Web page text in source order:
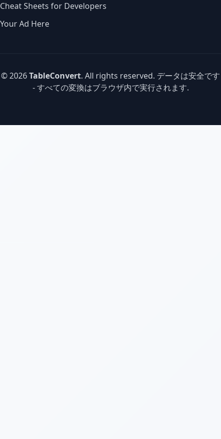
Cheat Sheets for Developers
Your Ad Here
© 2026TableConvert. All rights reserved. データは安全です
- すべての変換はブラウザ内で実行されます.